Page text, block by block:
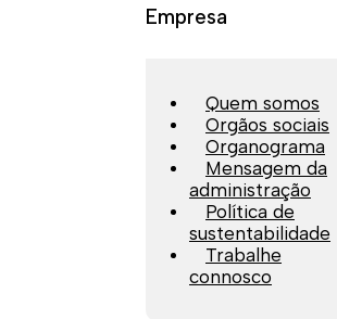
Empresa
Quem somos
Orgãos sociais
Organograma
Mensagem da
administração
Política de
sustentabilidade
Trabalhe
connosco